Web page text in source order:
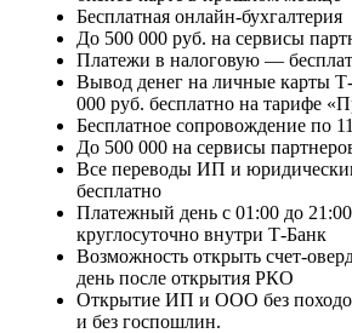
Бесплатная онлайн-бухгалтерия
До 500 000 руб. на сервисы
Платежи в налоговую —
Вывод денег на личные карты
000 руб. бесплатно на тарифе
Бесплатное сопровождение по
До 500 000 на сервисы
Все переводы ИП и
бесплатно
Платежный день с 01:00 до
круглосуточно внутри Т-Банк
Возможность открыть счет-
день после открытия РКО
Открытие ИП и ООО без
и без госпошлин.